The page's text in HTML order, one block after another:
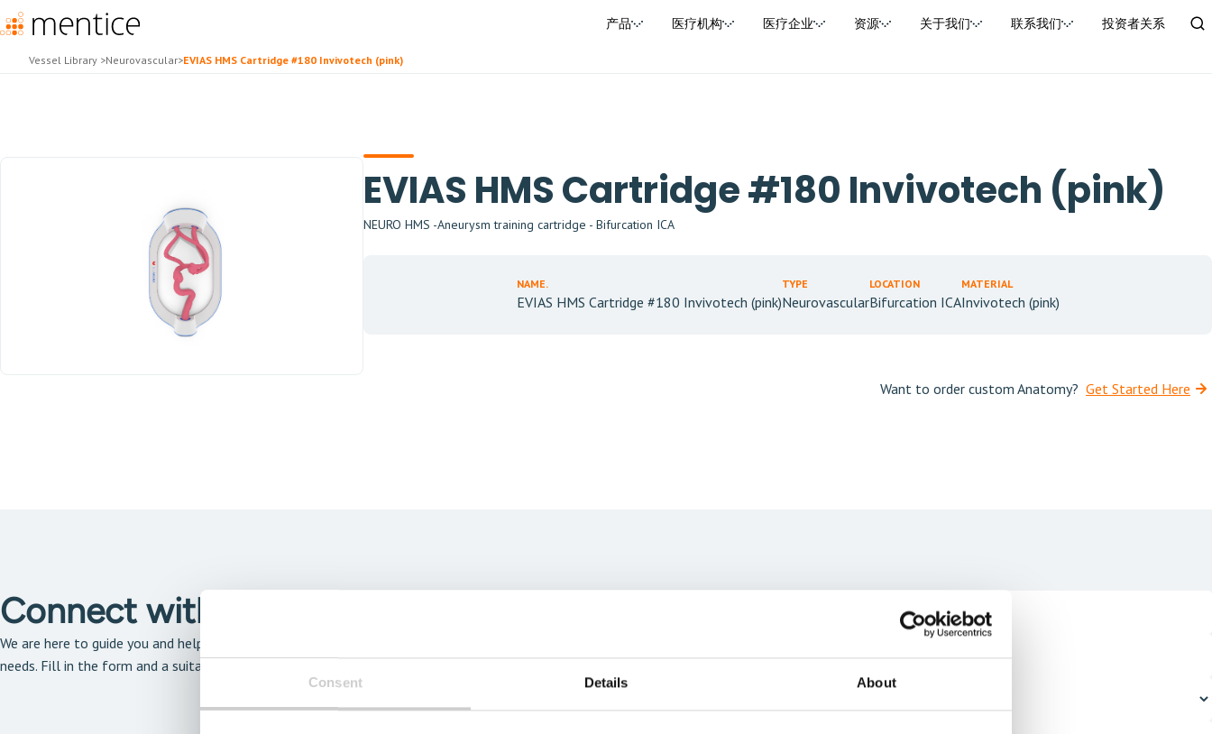
Consent Details About
产品 医疗机构 医疗企业 资源 关于我们 联系我们 投资者关系
Vessel Library >Neurovascular>EVIAS HMS Cartridge #180 Invivotech (pink)
EVIAS HMS Cartridge #180 Invivotech (pink)
NEURO HMS -Aneurysm training cartridge - Bifurcation ICA
NAME.
EVIAS HMS Cartridge #180 Invivotech (pink)
TYPE
Neurovascular
LOCATION
Bifurcation ICA
MATERIAL
Invivotech (pink)
Want to order custom Anatomy? Get Started Here
Connect with our solutions team
We are here to guide you and help you find the solution that is the best fit for your unique
needs. Fill in the form and a suitable expert will get back to you as soon as possible.